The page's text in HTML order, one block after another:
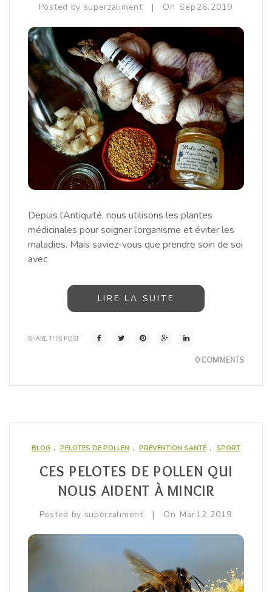
Posted by superzaliment | On Sep 26, 2019
Depuis l’Antiquité, nous utilisons les plantes
médicinales pour soigner l’organisme et éviter les
maladies. Mais saviez-vous que prendre soin de soi
avec
LIRE LA SUITE
SHARE THIS POST
0 COMMENTS
BLOG , PELOTES DE POLLEN , PRÉVENTION SANTÉ , SPORT
CES PELOTES DE POLLEN QUI
NOUS AIDENT À MINCIR
Posted by superzaliment | On Mar12, 2019